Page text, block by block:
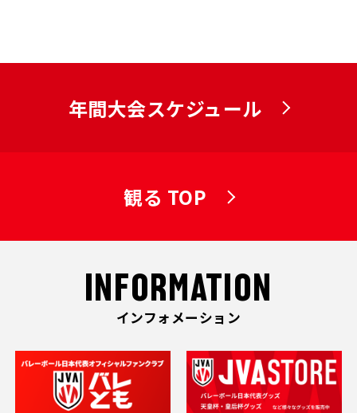
年間大会スケジュール
観る TOP
INFORMATION
インフォメーション